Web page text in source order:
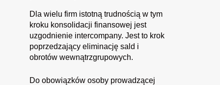
Dla wielu firm istotną trudnością w tym
kroku konsolidacji finansowej jest
uzgodnienie intercompany. Jest to krok
poprzedzający eliminację sald i
obrotów wewnątrzgrupowych.
Do obowiązków osoby prowadzącej